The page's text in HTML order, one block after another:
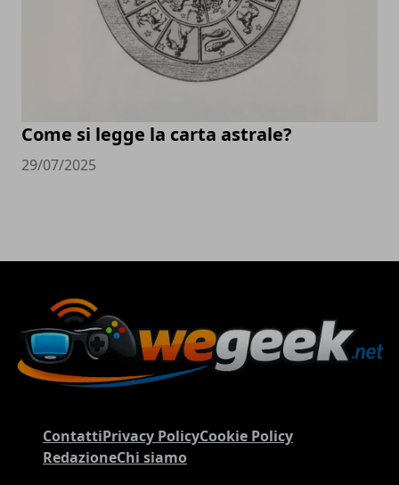
Come si legge la carta astrale?
29/07/2025
ContattiPrivacy PolicyCookie Policy
RedazioneChi siamo